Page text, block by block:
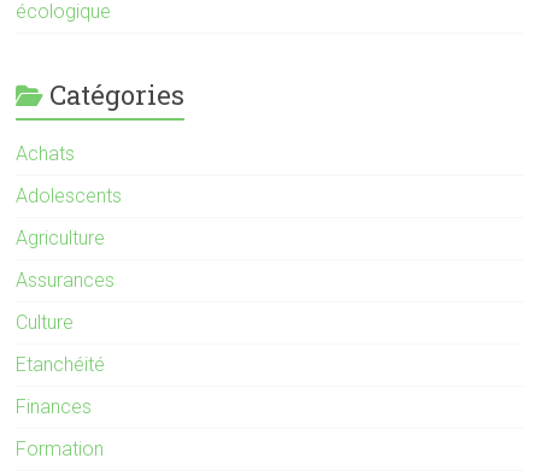
écologique
Catégories
Achats
Adolescents
Agriculture
Assurances
Culture
Etanchéité
Finances
Formation